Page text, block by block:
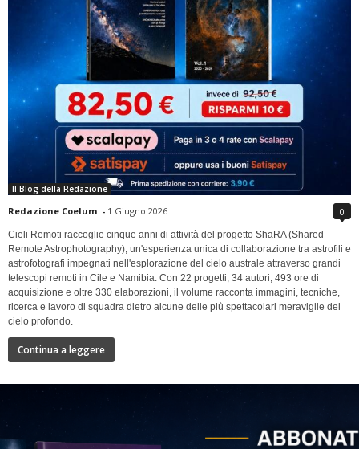
Il Blog della Redazione
Redazione Coelum - 1 Giugno 2026 0
Cieli Remoti raccoglie cinque anni di attività del progetto ShaRA (Shared
Remote Astrophotography), un'esperienza unica di collaborazione tra astrofili e
astrofotografi impegnati nell'esplorazione del cielo australe attraverso grandi
telescopi remoti in Cile e Namibia. Con 22 progetti, 34 autori, 493 ore di
acquisizione e oltre 330 elaborazioni, il volume racconta immagini, tecniche,
ricerca e lavoro di squadra dietro alcune delle più spettacolari meraviglie del
cielo profondo.
Continua a leggere